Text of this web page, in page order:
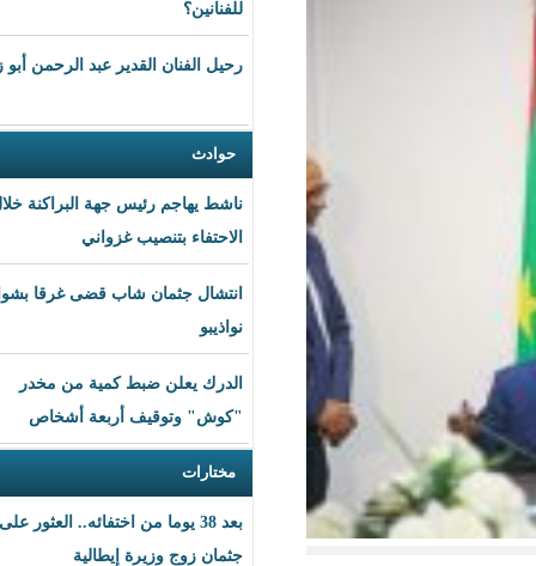
رحيل الفنان القدير عبد الرحمن أبو زهرة
ناشط يهاجم رئيس جهة البراكنة خلال
الاحتفاء بتنصيب غزواني
انتشال جثمان شاب قضى غرقا بشواطئ
نواذيبو
الدرك يعلن ضبط كمية من مخدر
"كوش" وتوقيف أربعة أشخاص
مختارات
بعد 38 يوما من اختفائه.. العثور على
جثمان زوج وزيرة إيطالية